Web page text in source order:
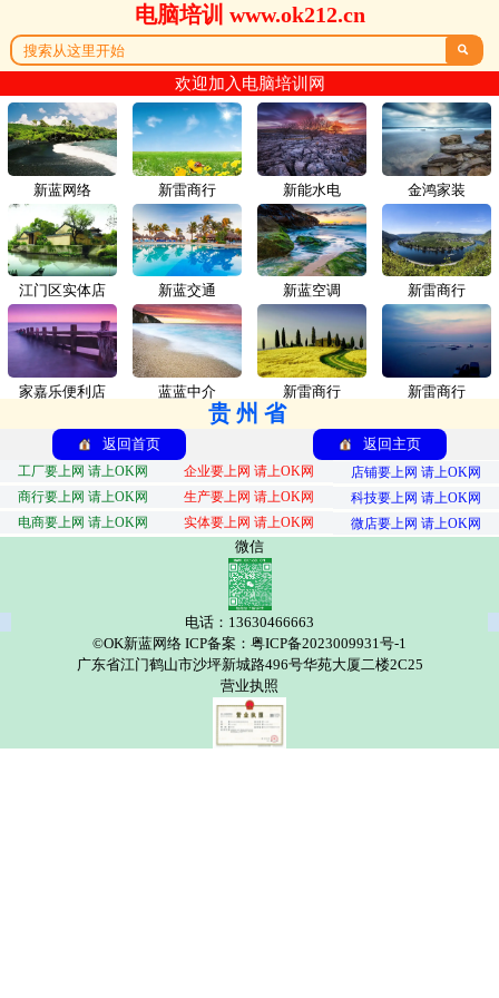
电脑培训 www.ok212.cn

欢迎加入电脑培训网
新蓝网络 新雷商行
江门区实体店 新蓝交通
家嘉乐便利店 蓝蓝中介
新能水电 金鸿家装
新蓝空调 新雷商行
新雷商行 新雷商行
贵州省
返回首页 返回主页
工厂要上网 请上OK网 企业要上网 请上OK网
店铺要上网 请上OK网
商行要上网 请上OK网
生产要上网 请上OK网
科技要上网 请上OK网
电商要上网 请上OK网
实体要上网 请上OK网 微店要上网 请上OK网
微信
电话：13630466663
©OK新蓝网络 ICP备案：粤ICP备2023009931号-1
广东省江门鹤山市沙坪新城路496号华苑大厦二楼2C25
营业执照